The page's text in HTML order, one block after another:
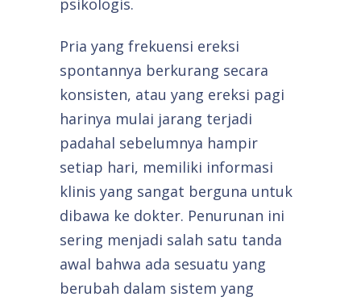
Pria yang frekuensi ereksi
spontannya berkurang secara
konsisten, atau yang ereksi pagi
harinya mulai jarang terjadi
padahal sebelumnya hampir
setiap hari, memiliki informasi
klinis yang sangat berguna untuk
dibawa ke dokter. Penurunan ini
sering menjadi salah satu tanda
awal bahwa ada sesuatu yang
berubah dalam sistem yang